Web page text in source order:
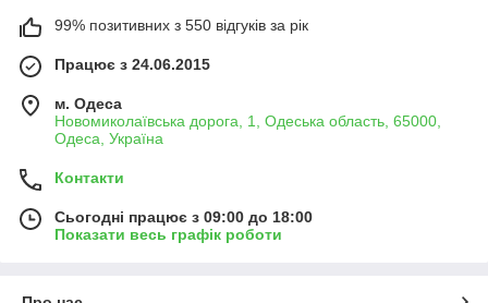
99% позитивних з 550 відгуків за рік
Працює з 24.06.2015
м. Одеса
Новомиколаївська дорога, 1, Одеська область, 65000,
Одеса, Україна
Контакти
Сьогодні працює з 09:00 до 18:00
Показати весь графік роботи